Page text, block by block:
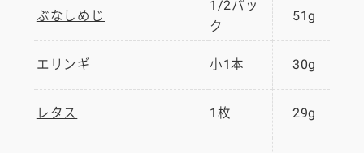
ぶなしめじ
1/2パッ
ク
51g
エリンギ 小1本 30g
レタス 1枚 29g